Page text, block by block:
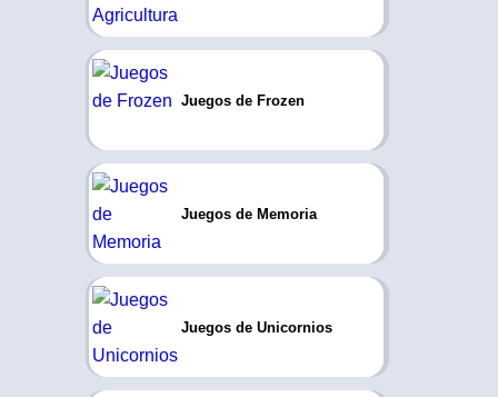
Juegos de Frozen
Juegos de Memoria
Juegos de Unicornios